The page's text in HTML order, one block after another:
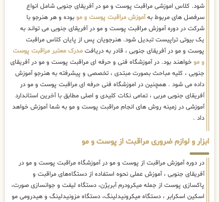
شود. کلاس اموزشی مراقبت پوست و مو در آفریقای جنوبی شامل انواع
سرفصل های مربوط بهآموزش مراقبت پوست و مو بوده و هر هنرجو با
شرکت در دوره آموزش مراقبت پوست و مو در آفریقای جنوبی می تواند به
یک بیوتی تراپیست تبدیل شود. هنرجویان پس از پایان کلاس مراقبت
پوست و مو در آفریقای جنوبی ، قادر به دریافت مدرک معتبر مراقبت پوست
و مو خواهند بود. در آموزشگاه فنی و حرفه ای مراقبت پوست و مو در آفریقای
جنوبی ، کلیه مباحث بصورت مبتدی ، تخصصی و پیشرفته به هنرجو آموزش
داده می شود . همچنین در اموزشگاه فنی حرفه ای مراقبت پوست و مو در
آفریقای جنوبی مربی ، تمامی نکات کلیدی و اصلی مطابق با آخرین استاندارد
آموزشی در زمینه روش های انجام مراقبت پوست و مو به شما آموزش خواهد
داد .
ابزار و لوازم ضروری مراقبت از پوست و مو
در دوره آموزش مراقبت از پوست و مو در آموزشگاه مراقبت پوست و مو در
آفریقای جنوبی ، آموزش عملی نحوه استفاده از دستگاه‌های مراقبت و
پاکسازی پوست از جمله میکرودرم آبریژن، دستگاه لیفت و جوانسازی صورت،
اسکین اسکرابر ، دستگاه میکرونیدلینگ، دستگاه مزونیدلینگ و هیدرومی مو